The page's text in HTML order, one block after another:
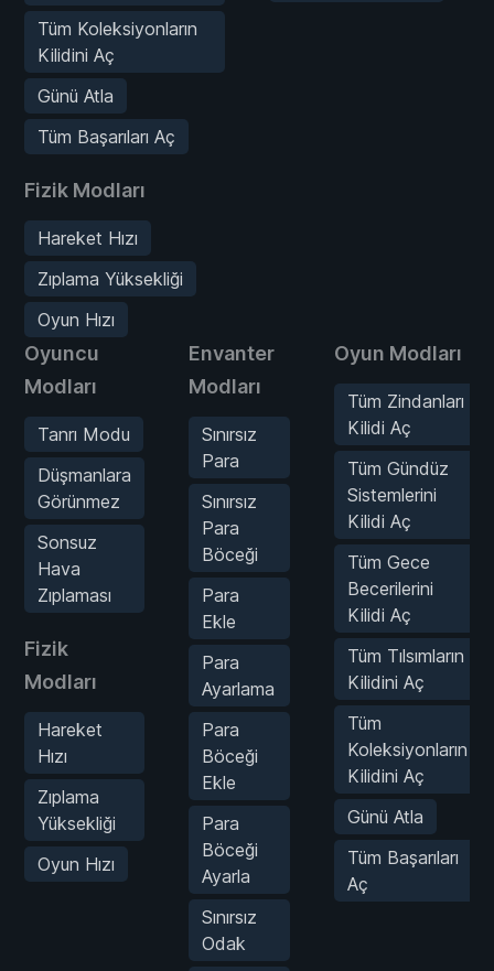
Tüm Koleksiyonların
Kilidini Aç
Günü Atla
Tüm Başarıları Aç
Fizik Modları
Hareket Hızı
Zıplama Yüksekliği
Oyun Hızı
Oyuncu
Modları
Tanrı Modu
Düşmanlara
Görünmez
Sonsuz
Hava
Zıplaması
Fizik
Modları
Hareket
Hızı
Zıplama
Yüksekliği
Oyun Hızı
Envanter
Modları
Sınırsız
Para
Sınırsız
Para
Böceği
Para
Ekle
Para
Ayarlama
Para
Böceği
Ekle
Para
Böceği
Ayarla
Sınırsız
Odak
Oyun Modları
Tüm Zindanları
Kilidi Aç
Tüm Gündüz
Sistemlerini
Kilidi Aç
Tüm Gece
Becerilerini
Kilidi Aç
Tüm Tılsımların
Kilidini Aç
Tüm
Koleksiyonların
Kilidini Aç
Günü Atla
Tüm Başarıları
Aç